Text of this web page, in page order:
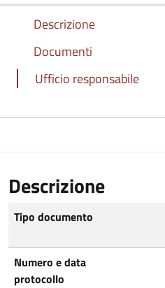
Descrizione
Documenti
Ufficio responsabile
Descrizione
Tipo documento
Numero e data
protocollo